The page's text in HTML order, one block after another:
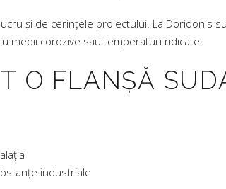
și de cerințele proiectului. La Doridonis
medii corozive sau temperaturi ridicate.
O FLANȘĂ
industriale